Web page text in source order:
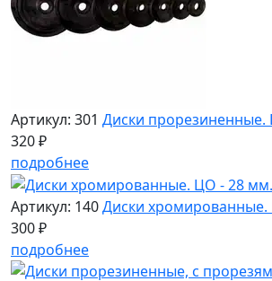
Артикул: 301 Диски
320 ₽
подробнее
Артикул: 140Диски
300 ₽
подробнее